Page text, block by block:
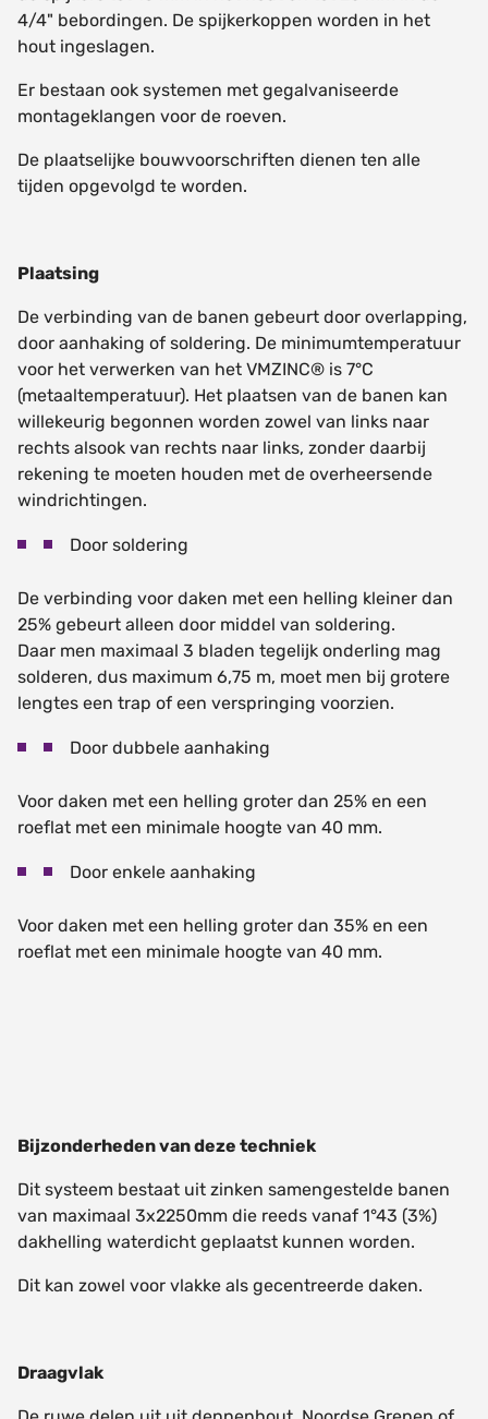
4/4" bebordingen. De spijkerkoppen worden in het
hout ingeslagen.
Er bestaan ook systemen met gegalvaniseerde
montageklangen voor de roeven.
De plaatselijke bouwvoorschriften dienen ten alle
tijden opgevolgd te worden.
Plaatsing
De verbinding van de banen gebeurt door overlapping,
door aanhaking of soldering. De minimumtemperatuur
voor het verwerken van het VMZINC® is 7°C
(metaaltemperatuur). Het plaatsen van de banen kan
willekeurig begonnen worden zowel van links naar
rechts alsook van rechts naar links, zonder daarbij
rekening te moeten houden met de overheersende
windrichtingen.
Door soldering
De verbinding voor daken met een helling kleiner dan
25% gebeurt alleen door middel van soldering.
Daar men maximaal 3 bladen tegelijk onderling mag
solderen, dus maximum 6,75 m, moet men bij grotere
lengtes een trap of een verspringing voorzien.
Door dubbele aanhaking
Voor daken met een helling groter dan 25% en een
roeflat met een minimale hoogte van 40 mm.
Door enkele aanhaking
Voor daken met een helling groter dan 35% en een
roeflat met een minimale hoogte van 40 mm.
Bijzonderheden van deze techniek
Dit systeem bestaat uit zinken samengestelde banen
van maximaal 3x2250mm die reeds vanaf 1°43 (3%)
dakhelling waterdicht geplaatst kunnen worden.
Dit kan zowel voor vlakke als gecentreerde daken.
Draagvlak